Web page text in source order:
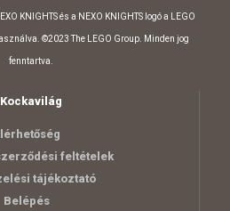
KNIGHTS és a NEXO KNIGHTS logó a LEGO
©2023 The LEGO Group. Minden jog
fenntartva.
Kockavilág
feltételek
tájékoztató
Belépés